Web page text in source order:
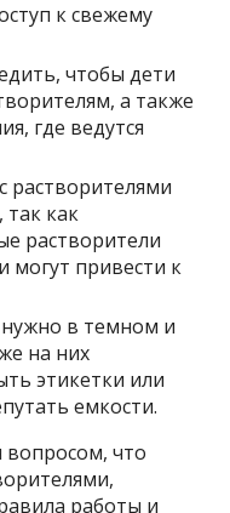
к свежему
чтобы дети
а также
где ведутся
растворителями
так как
растворители
могут привести к
в темном и
на них
этикетки или
емкости.
вопросом, что
работы и